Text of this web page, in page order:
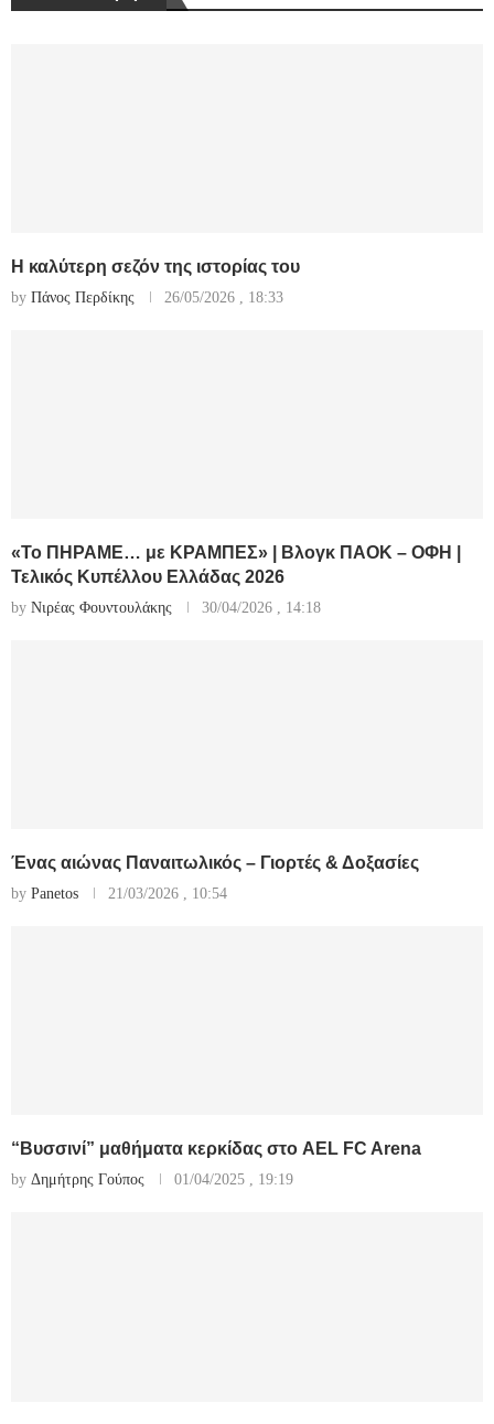
Η καλύτερη σεζόν της ιστορίας του
by Πάνος Περδίκης 26/05/2026 , 18:33
«Το ΠΗΡΑΜΕ… με ΚΡΑΜΠΕΣ» | Βλογκ ΠΑΟΚ – ΟΦΗ |
Τελικός Κυπέλλου Ελλάδας 2026
by Νιρέας Φουντουλάκης 30/04/2026 , 14:18
Ένας αιώνας Παναιτωλικός – Γιορτές & Δοξασίες
by Panetos 21/03/2026 , 10:54
“Βυσσινί” μαθήματα κερκίδας στο AEL FC Arena
by Δημήτρης Γούπος 01/04/2025 , 19:19